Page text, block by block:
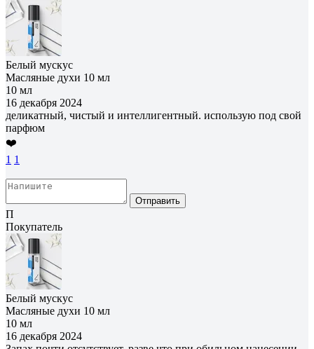
Белый мускус
Масляные духи 10 мл
10 мл
16 декабря 2024
деликатный, чистый и интеллигентный. использую под свой
парфюм
❤️
1 1
Отправить
П
Покупатель
Белый мускус
Масляные духи 10 мл
10 мл
16 декабря 2024